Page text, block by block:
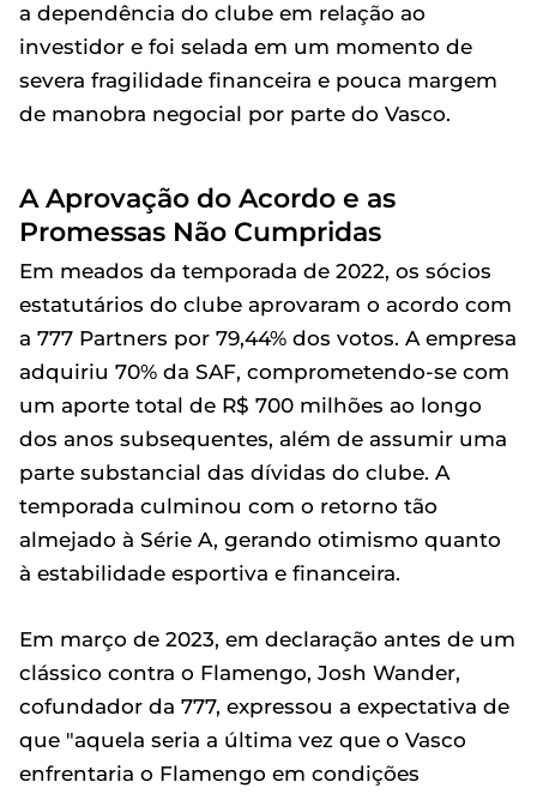
a dependência do clube em relação ao
investidor e foi selada em um momento de
severa fragilidade financeira e pouca margem
de manobra negocial por parte do Vasco.
A Aprovação do Acordo e as
Promessas Não Cumpridas
Em meados da temporada de 2022, os sócios
estatutários do clube aprovaram o acordo com
a 777 Partners por 79,44% dos votos. A empresa
adquiriu 70% da SAF, comprometendo-se com
um aporte total de R$ 700 milhões ao longo
dos anos subsequentes, além de assumir uma
parte substancial das dívidas do clube. A
temporada culminou com o retorno tão
almejado à Série A, gerando otimismo quanto
à estabilidade esportiva e financeira.
Em março de 2023, em declaração antes de um
clássico contra o Flamengo, Josh Wander,
cofundador da 777, expressou a expectativa de
que "aquela seria a última vez que o Vasco
enfrentaria o Flamengo em condições